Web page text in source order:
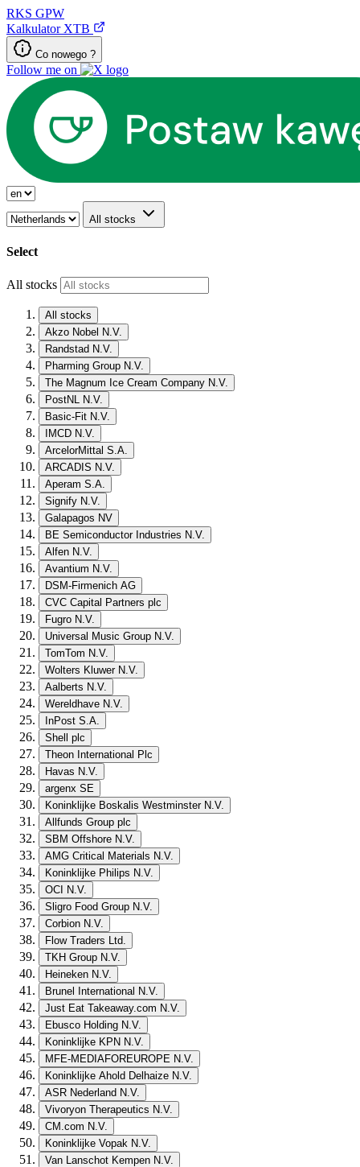
RKS GPW
Kalkulator XTB
Co nowego ?
Follow me on
All stocks
Select
All stocks
All stocks
Akzo Nobel N.V.
Randstad N.V.
Pharming Group N.V.
The Magnum Ice Cream Company N.V.
PostNL N.V.
Basic-Fit N.V.
IMCD N.V.
ArcelorMittal S.A.
ARCADIS N.V.
Aperam S.A.
Signify N.V.
Galapagos NV
BE Semiconductor Industries N.V.
Alfen N.V.
Avantium N.V.
DSM-Firmenich AG
CVC Capital Partners plc
Fugro N.V.
Universal Music Group N.V.
TomTom N.V.
Wolters Kluwer N.V.
Aalberts N.V.
Wereldhave N.V.
InPost S.A.
Shell plc
Theon International Plc
Havas N.V.
argenx SE
Koninklijke Boskalis Westminster N.V.
Allfunds Group plc
SBM Offshore N.V.
AMG Critical Materials N.V.
Koninklijke Philips N.V.
OCI N.V.
Sligro Food Group N.V.
Corbion N.V.
Flow Traders Ltd.
TKH Group N.V.
Heineken N.V.
Brunel International N.V.
Just Eat Takeaway.com N.V.
Ebusco Holding N.V.
Koninklijke KPN N.V.
MFE-MEDIAFOREUROPE N.V.
Koninklijke Ahold Delhaize N.V.
ASR Nederland N.V.
Vivoryon Therapeutics N.V.
CM.com N.V.
Koninklijke Vopak N.V.
Van Lanschot Kempen N.V.